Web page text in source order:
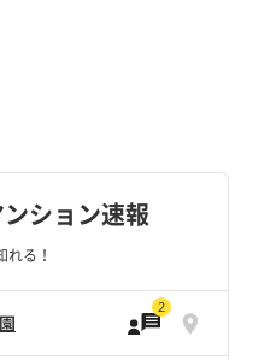
ション速報
る！
2